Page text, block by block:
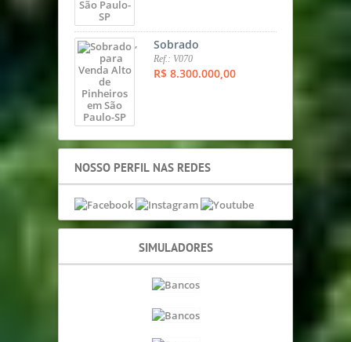
, Sobrado
Ref.: V070
R$ 8.300.000,00
NOSSO PERFIL NAS REDES
SIMULADORES